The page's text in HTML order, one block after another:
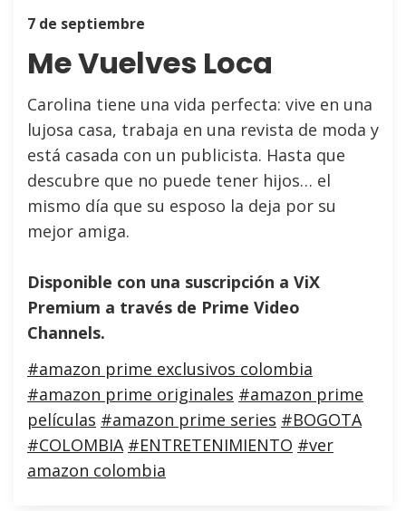
7 de septiembre
Me Vuelves Loca
Carolina tiene una vida perfecta: vive en una
lujosa casa, trabaja en una revista de moda y
está casada con un publicista. Hasta que
descubre que no puede tener hijos… el
mismo día que su esposo la deja por su
mejor amiga.
Disponible con una suscripción a ViX
Premium a través de Prime Video
Channels.
#amazon prime exclusivos colombia
#amazon prime originales #amazon prime
películas #amazon prime series #BOGOTA
#COLOMBIA #ENTRETENIMIENTO #ver
amazon colombia